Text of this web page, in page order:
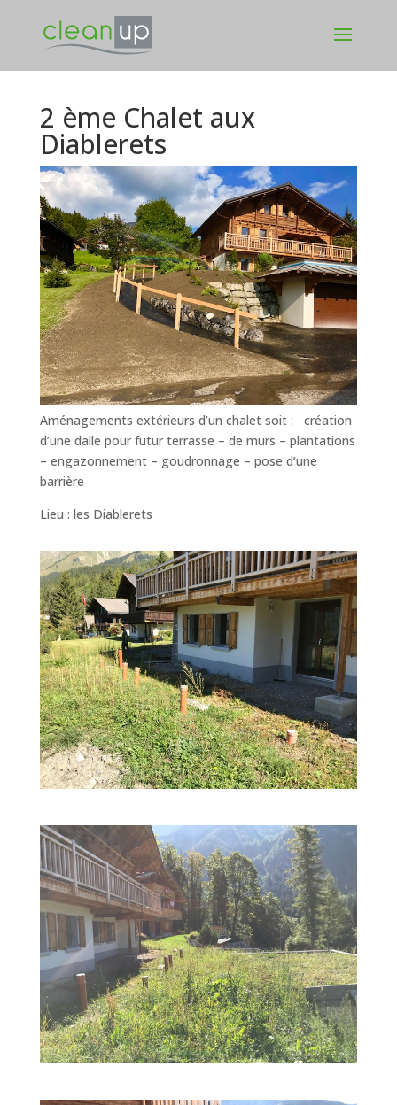
2 ème Chalet aux
Diablerets
Aménagements extérieurs d’un chalet soit : création
d’une dalle pour futur terrasse – de murs – plantations
– engazonnement – goudronnage – pose d’une
barrière
Lieu : les Diablerets